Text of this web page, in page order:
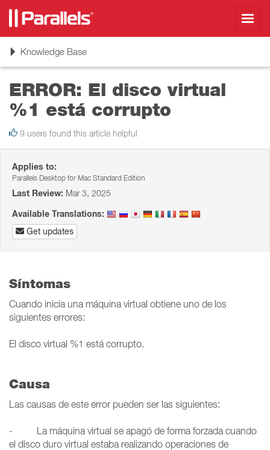
ToggleKnowledge Base
ERROR: El disco virtual
%1 está corrupto
9 users found this article helpful
Applies to:
Parallels Desktop for Mac Standard Edition
Last Review: Mar 3, 2025
Available Translations:
Get updates
Síntomas
Cuando inicia una máquina virtual obtiene uno de los
siguientes errores:
El disco virtual %1 está corrupto.
Causa
Las causas de este error pueden ser las siguientes:
- La máquina virtual se apagó de forma forzada cuando
el disco duro virtual estaba realizando operaciones de